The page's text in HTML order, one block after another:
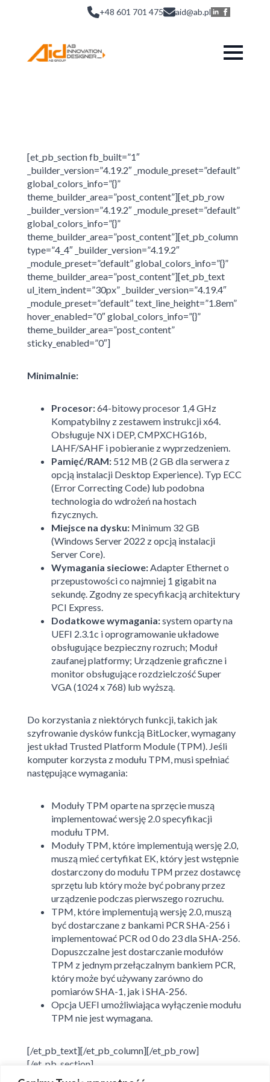
+48 601 701 475 aid@ab.pl
[et_pb_section fb_built=”1″
_builder_version=”4.19.2″ _module_preset=”default”
global_colors_info=”{}”
theme_builder_area=”post_content”][et_pb_row
_builder_version=”4.19.2″ _module_preset=”default”
global_colors_info=”{}”
theme_builder_area=”post_content”][et_pb_column
type=”4_4″ _builder_version=”4.19.2″
_module_preset=”default” global_colors_info=”{}”
theme_builder_area=”post_content”][et_pb_text
ul_item_indent=”30px” _builder_version=”4.19.4″
_module_preset=”default” text_line_height=”1.8em”
hover_enabled=”0″ global_colors_info=”{}”
theme_builder_area=”post_content”
sticky_enabled=”0″]
Minimalnie:
Procesor:64-bitowy procesor 1,4 GHz
Kompatybilny z zestawem instrukcji x64.
Obsługuje NX i DEP, CMPXCHG16b,
LAHF/SAHF i pobieranie z wyprzedzeniem.
Pamięć/RAM:512 MB (2 GB dla serwera z
opcją instalacji Desktop Experience). Typ ECC
(Error Correcting Code) lub podobna
technologia do wdrożeń na hostach
fizycznych.
Miejsce na dysku:Minimum 32 GB
(Windows Server 2022 z opcją instalacji
Server Core).
Wymagania sieciowe:Adapter Ethernet o
przepustowości co najmniej 1 gigabit na
sekundę. Zgodny ze specyfikacją architektury
PCI Express.
Dodatkowe wymagania:system oparty na
UEFI 2.3.1c i oprogramowanie układowe
obsługujące bezpieczny rozruch; Moduł
zaufanej platformy; Urządzenie graficzne i
monitor obsługujące rozdzielczość Super
VGA (1024 x 768) lub wyższą.
Do korzystania z niektórych funkcji, takich jak
szyfrowanie dysków funkcją BitLocker, wymagany
jest układ Trusted Platform Module (TPM). Jeśli
komputer korzysta z modułu TPM, musi spełniać
następujące wymagania:
Moduły TPM oparte na sprzęcie muszą
implementować wersję 2.0 specyfikacji
modułu TPM.
Moduły TPM, które implementują wersję 2.0,
muszą mieć certyfikat EK, który jest wstępnie
dostarczony do modułu TPM przez dostawcę
sprzętu lub który może być pobrany przez
urządzenie podczas pierwszego rozruchu.
TPM, które implementują wersję 2.0, muszą
być dostarczane z bankami PCR SHA-256 i
implementować PCR od 0 do 23 dla SHA-256.
Dopuszczalne jest dostarczanie modułów
TPM z jednym przełączalnym bankiem PCR,
który może być używany zarówno do
pomiarów SHA-1, jak i SHA-256.
Opcja UEFI umożliwiająca wyłączenie modułu
TPM nie jest wymagana.
[/et_pb_text][/et_pb_column][/et_pb_row]
[/et_pb_section]